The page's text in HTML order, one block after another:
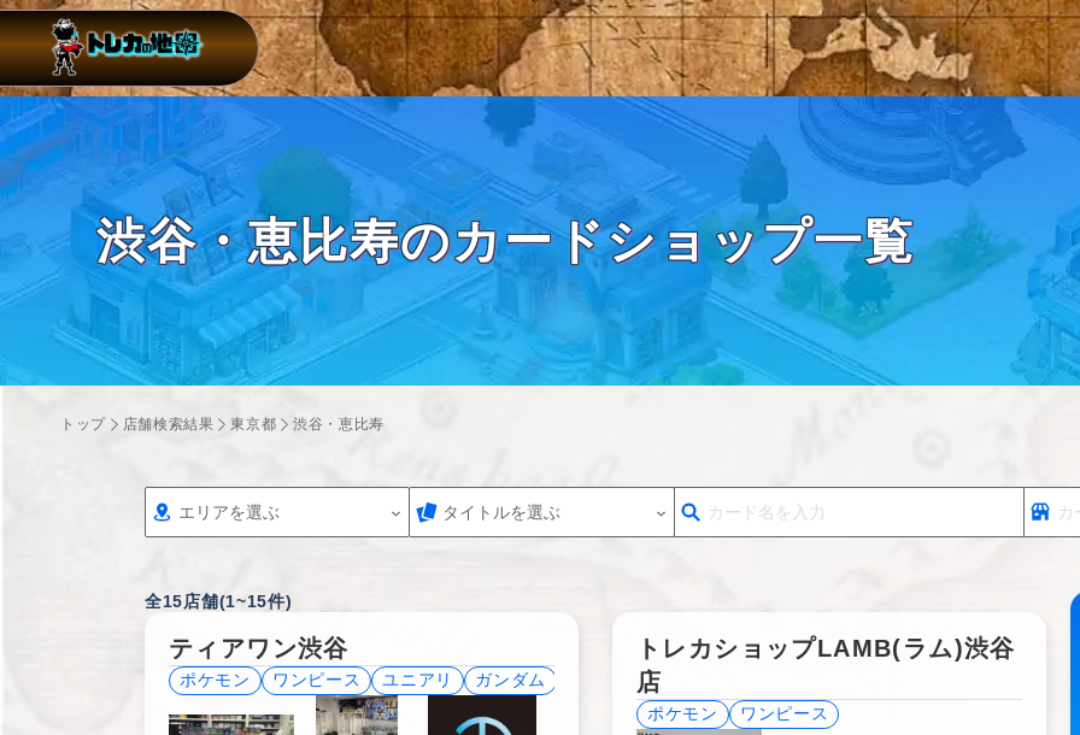
渋谷・恵比寿のカードショップ一覧
トップ 店舗検索結果 東京都 渋谷・恵比寿
エリアを選ぶ タイトルを選ぶ
全15店舗(1~15件)
ティアワン渋谷
ポケモン ワンピース ユニアリ ガンダム ホロライブ
トレカショップLAMB(ラム)渋谷
店
ポケモン ワンピース